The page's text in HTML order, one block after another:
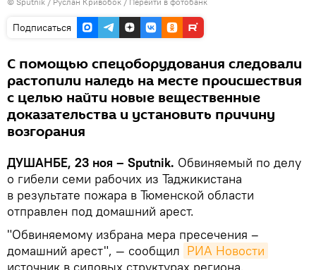
Подписаться
С помощью спецоборудования следовали
растопили наледь на месте происшествия
с целью найти новые вещественные
доказательства и установить причину
возгорания
ДУШАНБЕ, 23 ноя – Sputnik. Обвиняемый по делу
о гибели семи рабочих из Таджикистана
в результате пожара в Тюменской области
отправлен под домашний арест.
"Обвиняемому избрана мера пресечения –
домашний арест", — сообщил РИА Новости